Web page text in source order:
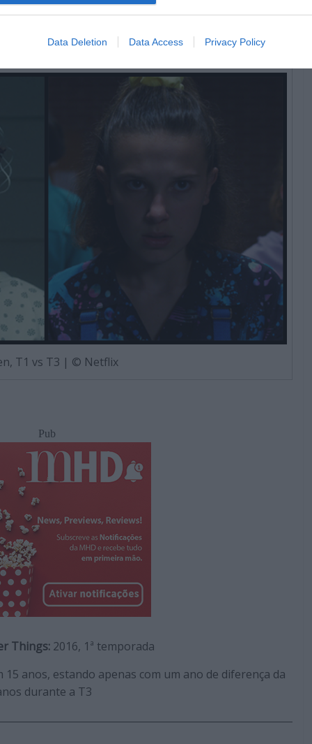
Data Deletion Data Access Privacy Policy
BOBBY BROWN
T1 vs T3 | © Netflix
Pub
Things: 2016, 1ª temporada
15 anos, estando apenas com um ano de diferença da
durante a T3